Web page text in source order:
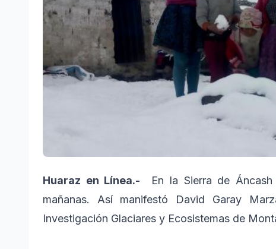
Huaraz en Línea.- En la Sierra de Áncash
mañanas. Así manifestó David Garay
Investigación Glaciares y Ecosistemas de